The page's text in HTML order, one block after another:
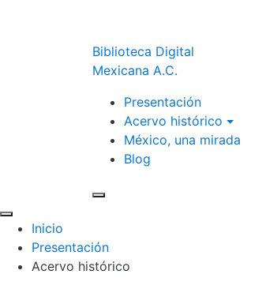
Biblioteca Digital
Mexicana A.C.
Presentación
Acervo histórico
México, una mirada
Blog
Inicio
Presentación
Acervo histórico